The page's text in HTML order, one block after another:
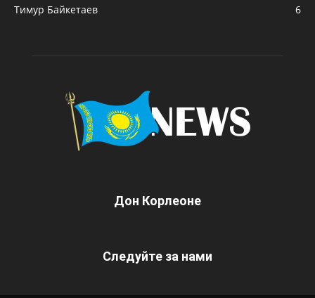
Тимур Байкетаев
6
Дон Корлеоне
Следуйте за нами